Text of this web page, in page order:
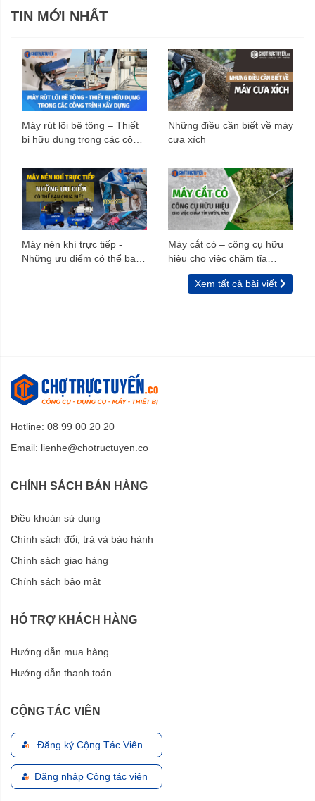
TIN MỚI NHẤT
Máy rút lõi bê tông – Thiết
bị hữu dụng trong các công
Những điều cần biết về máy
cưa xích
Máy nén khí trực tiếp -
Những ưu điểm có thể bạn
Máy cắt cỏ – công cụ hữu
hiệu cho việc chăm tỉa
vườn, rào
Xem tất cả bài viết
Hotline: 08 99 00 20 20
Email: lienhe@chotructuyen.co
CHÍNH SÁCH BÁN HÀNG
Điều khoản sử dụng
Chính sách đổi, trả và bảo hành
Chính sách giao hàng
Chính sách bảo mật
HỖ TRỢ KHÁCH HÀNG
Hướng dẫn mua hàng
Hướng dẫn thanh toán
CỘNG TÁC VIÊN
Đăng ký Cộng Tác Viên
Đăng nhập Cộng tác viên